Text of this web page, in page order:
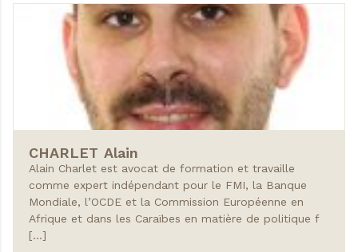
CHARLET Alain
Alain Charlet est avocat de formation et travaille
comme expert indépendant pour le FMI, la Banque
Mondiale, l’OCDE et la Commission Européenne en
Afrique et dans les Caraïbes en matière de politique f
[…]